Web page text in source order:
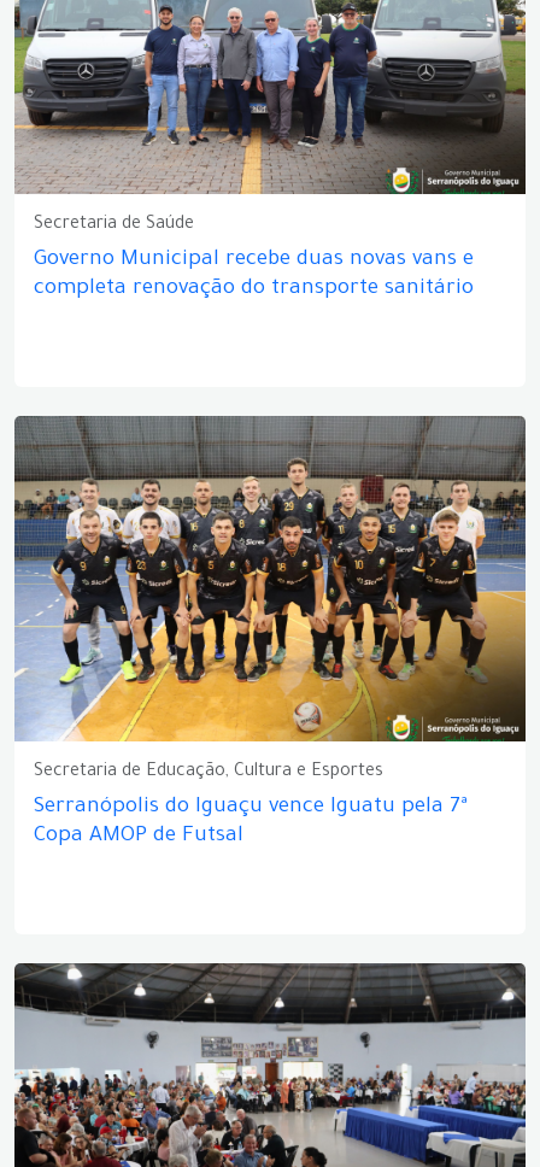
Secretaria de Saúde
Governo Municipal recebe duas novas vans e
completa renovação do transporte sanitário
Secretaria de Educação, Cultura e Esportes
Serranópolis do Iguaçu vence Iguatu pela 7ª
Copa AMOP de Futsal